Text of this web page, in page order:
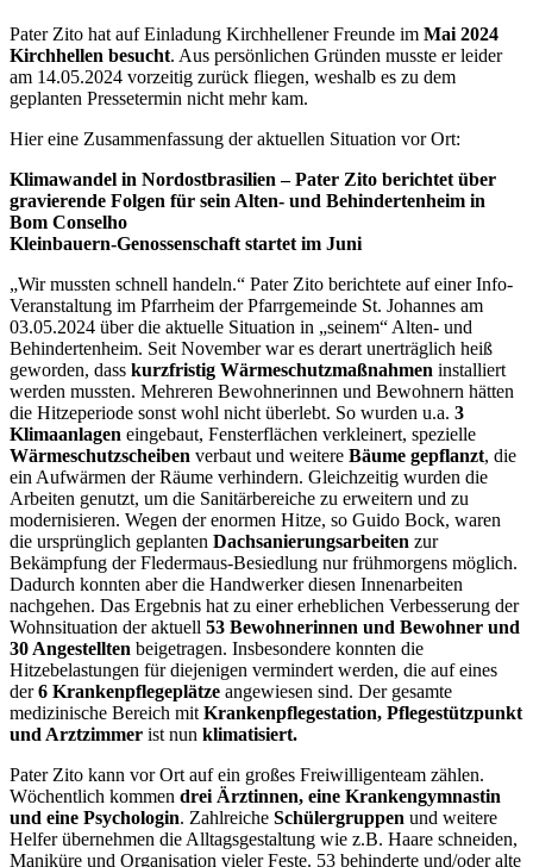
Pater Zito hat auf Einladung Kirchhellener Freunde im Mai 2024
Kirchhellen besucht. Aus persönlichen Gründen musste er leider
am 14.05.2024 vorzeitig zurück fliegen, weshalb es zu dem
geplanten Pressetermin nicht mehr kam.
Hier eine Zusammenfassung der aktuellen Situation vor Ort:
Klimawandel in Nordostbrasilien – Pater Zito berichtet über
gravierende Folgen für sein Alten- und Behindertenheim in
Bom Conselho
Kleinbauern-Genossenschaft startet im Juni
„Wir mussten schnell handeln.“ Pater Zito berichtete auf einer Info-
Veranstaltung im Pfarrheim der Pfarrgemeinde St. Johannes am
03.05.2024 über die aktuelle Situation in „seinem“ Alten- und
Behindertenheim. Seit November war es derart unerträglich heiß
geworden, dass kurzfristig Wärmeschutzmaßnahmen installiert
werden mussten. Mehreren Bewohnerinnen und Bewohnern hätten
die Hitzeperiode sonst wohl nicht überlebt. So wurden u.a. 3
Klimaanlagen eingebaut, Fensterflächen verkleinert, spezielle
Wärmeschutzscheiben verbaut und weitere Bäume gepflanzt, die
ein Aufwärmen der Räume verhindern. Gleichzeitig wurden die
Arbeiten genutzt, um die Sanitärbereiche zu erweitern und zu
modernisieren. Wegen der enormen Hitze, so Guido Bock, waren
die ursprünglich geplanten Dachsanierungsarbeiten zur
Bekämpfung der Fledermaus-Besiedlung nur frühmorgens möglich.
Dadurch konnten aber die Handwerker diesen Innenarbeiten
nachgehen. Das Ergebnis hat zu einer erheblichen Verbesserung der
Wohnsituation der aktuell 53 Bewohnerinnen und Bewohner und
30 Angestellten beigetragen. Insbesondere konnten die
Hitzebelastungen für diejenigen vermindert werden, die auf eines
der6 Krankenpflegeplätze angewiesen sind. Der gesamte
medizinische Bereich mit Krankenpflegestation, Pflegestützpunkt
und Arztzimmer ist nun klimatisiert.
Pater Zito kann vor Ort auf ein großes Freiwilligenteam zählen.
Wöchentlich kommen drei Ärztinnen, eine Krankengymnastin
und eine Psychologin. Zahlreiche Schülergruppen und weitere
Helfer übernehmen die Alltagsgestaltung wie z.B. Haare schneiden,
Maniküre und Organisation vieler Feste. 53 behinderte und/oder alte